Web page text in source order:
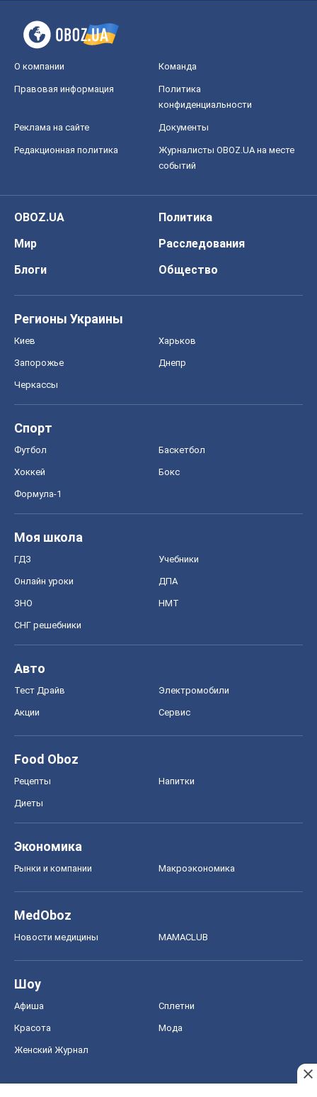
О компании Команда
Правовая информация
Политика
конфиденциальности
Реклама на сайте Документы
Редакционная политика
Журналисты OBOZ.UA на месте
событий
OBOZ.UA
Политика
Мир
Расследования
Блоги
Общество
Регионы Украины
Киев Харьков
Запорожье Днепр
Черкассы
Спорт
Футбол Баскетбол
Хоккей Бокс
Формула-1
Моя школа
ГДЗ Учебники
Онлайн уроки ДПА
ЗНО НМТ
СНГ решебники
Авто
Тест Драйв Электромобили
Акции Сервис
Food Oboz
Рецепты Напитки
Диеты
Экономика
Рынки и компании Mакроэкономика
MedOboz
Новости медицины MAMACLUB
Шоу
Афиша Сплетни
Красота Мода
Женский Журнал